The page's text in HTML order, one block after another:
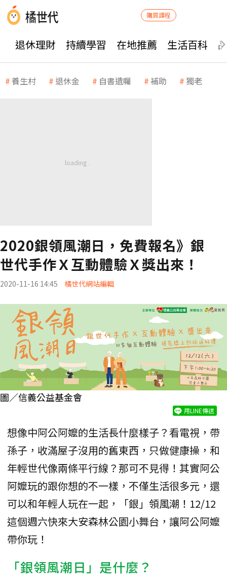
購買課程
退休理財 持續學習 在地推薦 生活百科
養生村 退休金 自書遺囑 補助 獨老
2020銀領風潮日，免費報名》銀
世代手作Ｘ互動體驗Ｘ獎出來！
2020-11-16 14:45 橘世代網站編輯
圖／信義公益基金會
用LINE傳送
想像中阿公阿嬤的生活長什麼樣子？看電視，帶
孫子，收滿屋子沒用的舊東西，只做健康操，和
年輕世代像兩條平行線？那可不見得！其實阿公
阿嬤玩的跟你想的不一樣，不僅生活很多元，還
可以和年輕人玩在一起，「銀」領風潮！12/12
這個週六快來大安森林公園小舞台，讓阿公阿嬤
帶你玩！
「銀領風潮日」是什麼？